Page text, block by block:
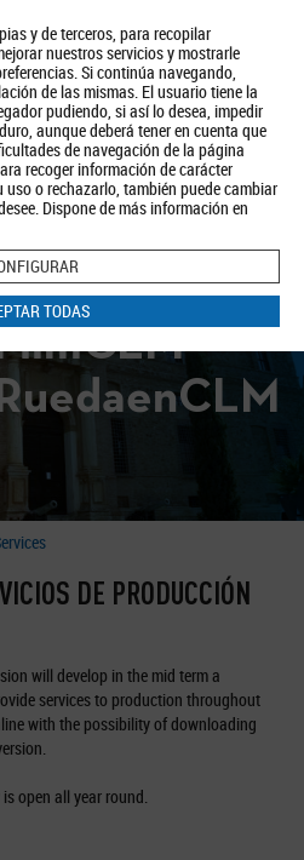
y de terceros, para recopilar
nuestros servicios y mostrarle
Si continúa navegando,
de las mismas. El usuario tiene la
pudiendo, si así lo desea, impedir
aunque deberá tener en cuenta que
de navegación de la página
recoger información de carácter
o rechazarlo, también puede cambiar
Dispone de más información en
TODAS
Aviso Legal Política de Cookies
BUSCAR
DE PRODUCCIÓN
will develop in the mid term a
services to production throughout
with the possibility of downloading
open all year round.